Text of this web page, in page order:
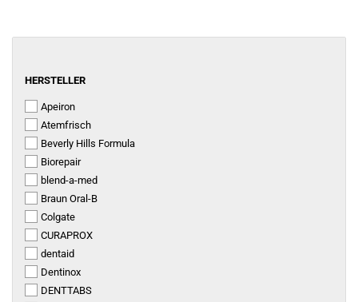
HERSTELLER
HERSTELLER
Apeiron
Atemfrisch
Beverly Hills Formula
Biorepair
blend-a-med
Braun Oral-B
Colgate
CURAPROX
dentaid
Dentinox
DENTTABS